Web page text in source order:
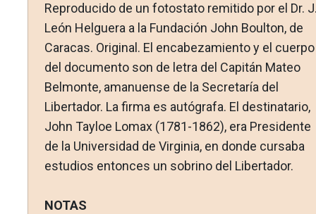
Reproducido de un fotostato remitido por el Dr.
León Helguera a la Fundación John Boulton, de
Caracas. Original. El encabezamiento y el cuerpo
del docu­mento son de letra del Capitán Mateo
Belmonte, amanuense de la Secre­taría del
Libertador. La firma es autógrafa. El destinatario,
John Tayloe Lomax (1781-1862), era Presidente
de la Universidad de Virginia, en donde cursaba
estudios entonces un sobrino del Libertador.
NOTAS